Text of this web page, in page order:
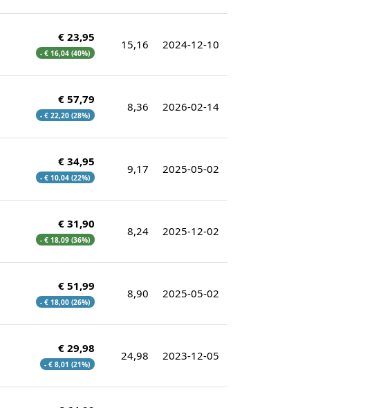
€ 23,95
- € 16,04 (40%)
15,16 2024-12-10
€ 57,79
- € 22,20 (28%)
8,36 2026-02-14
€ 34,95
- € 10,04 (22%)
9,17 2025-05-02
€ 31,90
- € 18,09 (36%)
8,24 2025-12-02
€ 51,99
- € 18,00 (26%)
8,90 2025-05-02
€ 29,98
- € 8,01 (21%)
24,98 2023-12-05